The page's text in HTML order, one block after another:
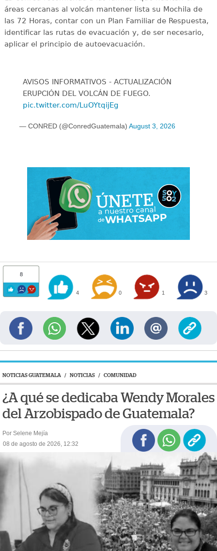
áreas cercanas al volcán mantener lista su Mochila de
las 72 Horas, contar con un Plan Familiar de Respuesta,
identificar las rutas de evacuación y, de ser necesario,
aplicar el principio de autoevacuación.
AVISOS INFORMATIVOS - ACTUALIZACIÓN
ERUPCIÓN DEL VOLCÁN DE FUEGO.
pic.twitter.com/LuOYtqijEg
— CONRED (@ConredGuatemala) August 3, 2026
8
4 0 1 3
NOTICIAS GUATEMALA / NOTICIAS / COMUNIDAD
¿A qué se dedicaba Wendy Morales
del Arzobispado de Guatemala?
Por Selene Mejía
08 de agosto de 2026, 12:32